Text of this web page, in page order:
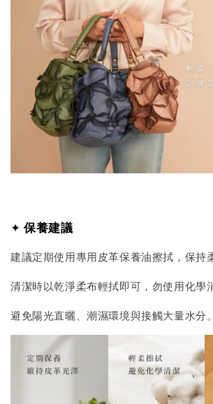
✦ 保養建議
建議定期使用專用皮革保養油擦拭，保持
清潔時以乾淨柔布輕拭即可，勿使用化學
避免陽光直曬、潮濕環境與接觸大量水分。